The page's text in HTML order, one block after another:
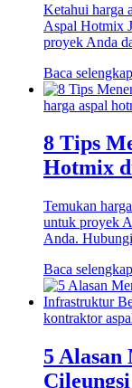
Ketahui harga
Aspal Hotmix
proyek Anda
Baca
harga aspal
8 Tips
Hotmix
Temukan
untuk proyek
Anda.
Baca
kontraktor
5